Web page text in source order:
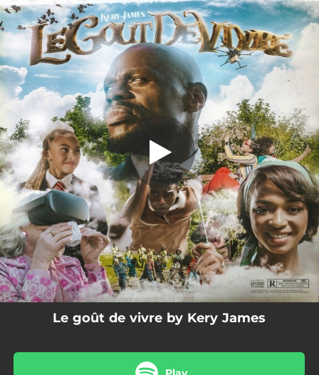
You're all set!
Le goût de vivre
Le goût de vivre
03:32
Le goût de vivre by Kery James
.